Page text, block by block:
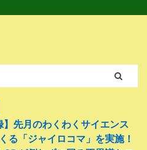
】先月のわくわくサイエンス
る「ジャイロコマ」を実施！